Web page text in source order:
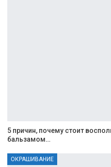
5 причин, почему стоит
бальзамом…
ОКРАШИВАНИЕ